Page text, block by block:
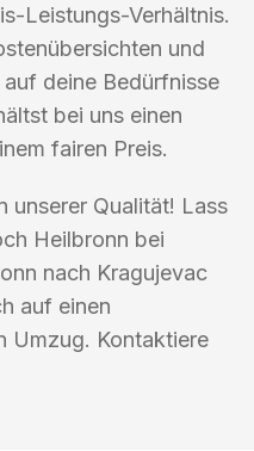
Leistungs-Verhältnis.
und
deine Bedürfnisse
bei uns einen
fairen Preis.
unserer Qualität! Lass
Heilbronn bei
nach Kragujevac
auf einen
Umzug. Kontaktiere